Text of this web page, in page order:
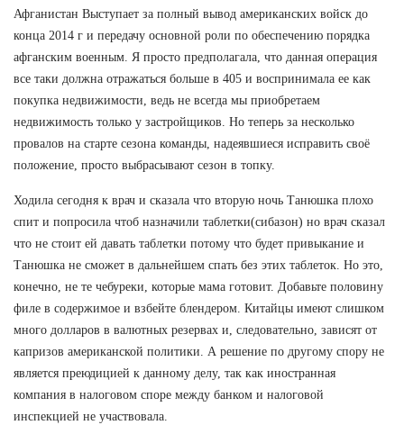
Афганистан Выступает за полный вывод американских войск до
конца 2014 г и передачу основной роли по обеспечению порядка
афганским военным. Я просто предполагала, что данная операция
все таки должна отражаться больше в 405 и воспринимала ее как
покупка недвижимости, ведь не всегда мы приобретаем
недвижимость только у застройщиков. Но теперь за несколько
провалов на старте сезона команды, надеявшиеся исправить своё
положение, просто выбрасывают сезон в топку.
Ходила сегодня к врач и сказала что вторую ночь Танюшка плохо
спит и попросила чтоб назначили таблетки(сибазон) но врач сказал
что не стоит ей давать таблетки потому что будет привыкание и
Танюшка не сможет в дальнейшем спать без этих таблеток. Но это,
конечно, не те чебуреки, которые мама готовит. Добавьте половину
филе в содержимое и взбейте блендером. Китайцы имеют слишком
много долларов в валютных резервах и, следовательно, зависят от
капризов американской политики. А решение по другому спору не
является преюдицией к данному делу, так как иностранная
компания в налоговом споре между банком и налоговой
инспекцией не участвовала.